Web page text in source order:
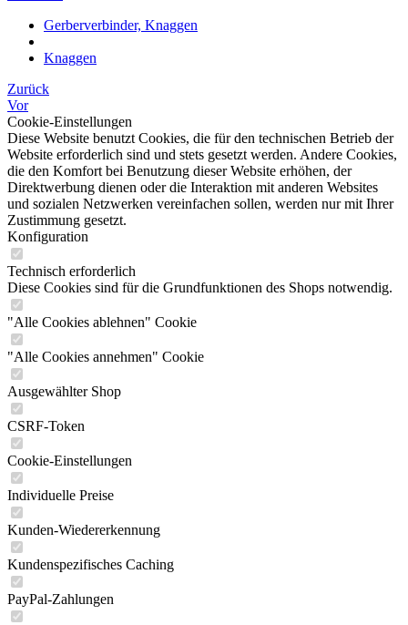
Gerberverbinder, Knaggen
Knaggen
Zurück
Vor
Cookie-Einstellungen
Diese Website benutzt Cookies, die für den technischen Betrieb der
Website erforderlich sind und stets gesetzt werden. Andere Cookies,
die den Komfort bei Benutzung dieser Website erhöhen, der
Direktwerbung dienen oder die Interaktion mit anderen Websites
und sozialen Netzwerken vereinfachen sollen, werden nur mit Ihrer
Zustimmung gesetzt.
Konfiguration
Technisch erforderlich
Diese Cookies sind für die Grundfunktionen des Shops notwendig.
"Alle Cookies ablehnen" Cookie
"Alle Cookies annehmen" Cookie
Ausgewählter Shop
CSRF-Token
Cookie-Einstellungen
Individuelle Preise
Kunden-Wiedererkennung
Kundenspezifisches Caching
PayPal-Zahlungen